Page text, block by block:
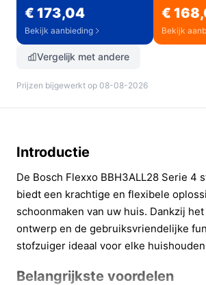
€ 173,04
Bekijk aanbieding
€
Bekijk
Vergelijk met andere
Prijzen bijgewerkt op 08-08-2026
Introductie
De Bosch Flexxo BBH3ALL28 Serie 4
biedt een krachtige en flexibele
schoonmaken van uw huis. Dankzij
ontwerp en de gebruiksvriendelijke
stofzuiger ideaal voor elke
Belangrijkste voordelen